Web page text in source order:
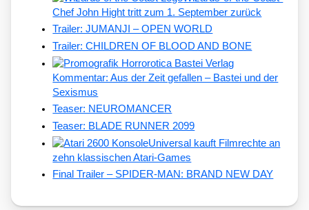
Chef John Hight tritt zum 1. September zurück
Trailer: JUMANJI – OPEN WORLD
Trailer: CHILDREN OF BLOOD AND BONE
Kommentar: Aus der Zeit gefallen – Bastei und der
Sexismus
Teaser: NEUROMANCER
Teaser: BLADE RUNNER 2099
Universal kauft Filmrechte an
zehn klassischen Atari-Games
Final Trailer – SPIDER-MAN: BRAND NEW DAY